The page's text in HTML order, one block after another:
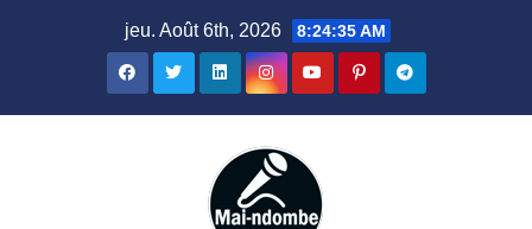
jeu. Août 6th, 2026 8:24:36 AM